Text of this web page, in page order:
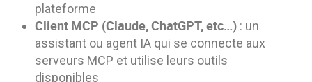
plateforme
Client MCP (Claude, ChatGPT, etc…) : un
assistant ou agent IA qui se connecte aux
serveurs MCP et utilise leurs outils
disponibles